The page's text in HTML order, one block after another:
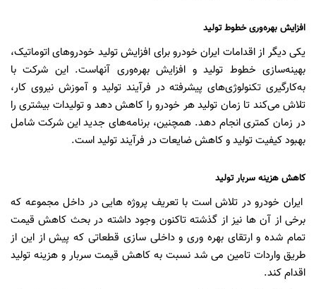
افزایش بهره‌وری خطوط تولید
یکی دیگر از اقدامات ایران خودرو برای افزایش تولید خودروهای اتوماتیک،
بهینه‌سازی خطوط تولید و افزایش بهره‌وری آنهاست. این شرکت با
به‌کارگیری تکنولوژی‌های پیشرفته در فرآیند تولید و آموزش نیروی کار،
تلاش می‌کند تا زمان تولید هر خودرو را کاهش دهد و تولیدات بیشتری را
در زمان کمتری انجام دهد. همچنین، برنامه‌های جدید این شرکت شامل
بهبود کیفیت تولید و کاهش ضایعات در فرآیند تولید است.
کاهش هزینه سربار تولید
ایران خودرو در تلاش است با تعریف پروژه هایی در داخل مجموعه که
برخی از آن ها نیز از گذشته تاکنون وجود داشته در بحث کاهش قیمت
تمام شده و ارتقای بهره وری و داخلی سازی قطعاتی که پیش از این از
طریق واردات تامین می شد نسبت به کاهش قیمت سربار و هزینه تولید
اقدام کند.